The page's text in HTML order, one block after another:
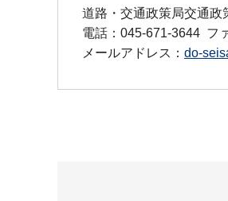
道路・交通政策局交通政
電話：045-671-3644 フ
メールアドレス： do-